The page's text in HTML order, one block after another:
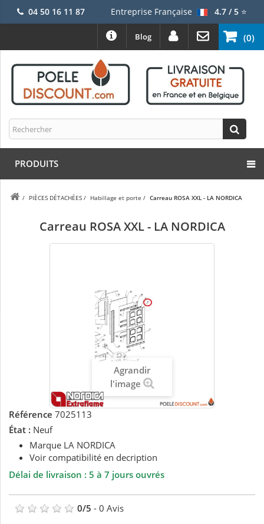
04 50 16 11 87 Entreprise Française 4.7 / 5⭐
(0)
Blog
PRODUITS
/ PIÈCES DÉTACHÉES / Habillage et porte / Carreau ROSA XXL - LA NORDICA
Carreau ROSA XXL - LA NORDICA
Agrandir
l'image
Référence 7025113
État : Neuf
Marque LA NORDICA
Voir compatibilité en decription
Délai de livraison : 5 à 7 jours ouvrés
0/5 - 0 Avis